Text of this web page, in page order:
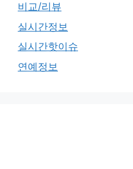
비교/리뷰
실시간정보
실시간핫이슈
연예정보